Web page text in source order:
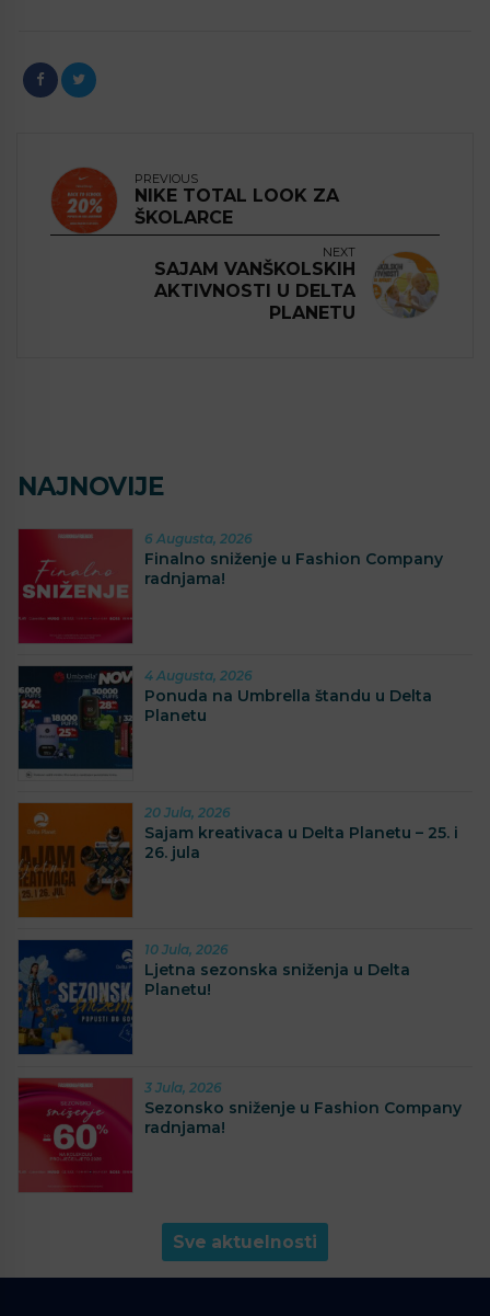
PREVIOUS
NIKE TOTAL LOOK ZA
ŠKOLARCE
NEXT
SAJAM VANŠKOLSKIH
AKTIVNOSTI U DELTA
PLANETU
NAJNOVIJE
6 Augusta, 2026
Finalno sniženje u Fashion Company
radnjama!
4 Augusta, 2026
Ponuda na Umbrella štandu u Delta
Planetu
20 Jula, 2026
Sajam kreativaca u Delta Planetu – 25. i
26. jula
10 Jula, 2026
Ljetna sezonska sniženja u Delta
Planetu!
3 Jula, 2026
Sezonsko sniženje u Fashion Company
radnjama!
Sve aktuelnosti